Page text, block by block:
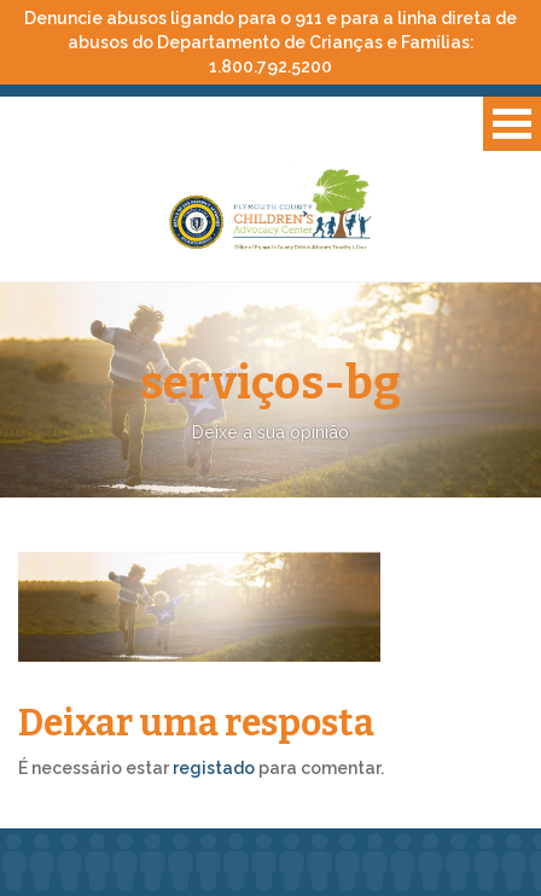
Denuncie abusos ligando para o 911 e para a linha direta de
abusos do Departamento de Crianças e Famílias:
1.800.792.5200
serviços-bg
Deixe a sua opinião
Deixar uma resposta
É necessário estar registado para comentar.